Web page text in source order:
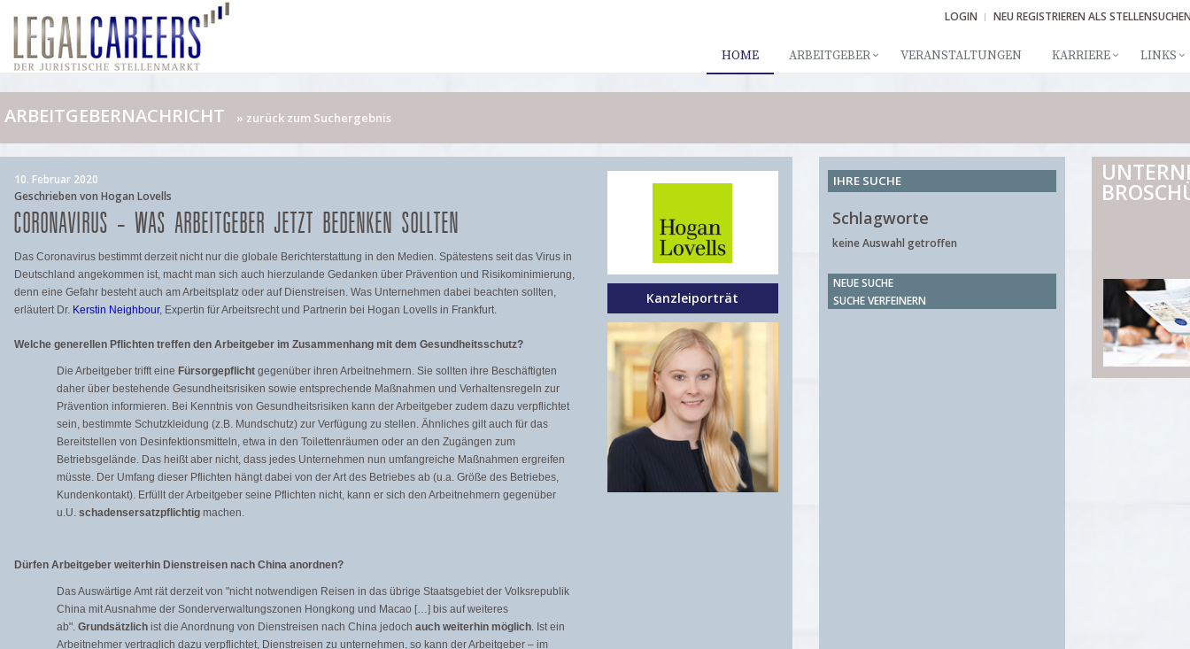
LOGIN NEU REGISTRIEREN ALS
HOME ARBEITGEBER VERANSTALTUNGEN KARRIERE LINKS
ARBEITGEBERNACHRICHT » zurück zum Suchergebnis
10. Februar 2020
Geschrieben von Hogan Lovells
CORONAVIRUS – WAS ARBEITGEBER JETZT BEDENKEN SOLLTEN
Das Coronavirus bestimmt derzeit nicht nur die globale Berichterstattung in den Medien. Spätestens seit das Virus in
Deutschland angekommen ist, macht man sich auch hierzulande Gedanken über Prävention und Risikominimierung,
denn eine Gefahr besteht auch am Arbeitsplatz oder auf Dienstreisen. Was Unternehmen dabei beachten sollten,
erläutert Dr. Kerstin Neighbour, Expertin für Arbeitsrecht und Partnerin bei Hogan Lovells in Frankfurt.
Welche generellen Pflichten treffen den Arbeitgeber im Zusammenhang mit dem Gesundheitsschutz?
Die Arbeitgeber trifft eine Fürsorgepflicht gegenüber ihren Arbeitnehmern. Sie sollten ihre Beschäftigten
daher über bestehende Gesundheitsrisiken sowie entsprechende Maßnahmen und Verhaltensregeln zur
Prävention informieren. Bei Kenntnis von Gesundheitsrisiken kann der Arbeitgeber zudem dazu verpflichtet
sein, bestimmte Schutzkleidung (z.B. Mundschutz) zur Verfügung zu stellen. Ähnliches gilt auch für das
Bereitstellen von Desinfektionsmitteln, etwa in den Toilettenräumen oder an den Zugängen zum
Betriebsgelände. Das heißt aber nicht, dass jedes Unternehmen nun umfangreiche Maßnahmen ergreifen
müsste. Der Umfang dieser Pflichten hängt dabei von der Art des Betriebes ab (u.a. Größe des Betriebes,
Kundenkontakt). Erfüllt der Arbeitgeber seine Pflichten nicht, kann er sich den Arbeitnehmern gegenüber
u.U. schadensersatzpflichtig machen.
Dürfen Arbeitgeber weiterhin Dienstreisen nach China anordnen?
Das Auswärtige Amt rät derzeit von "nicht notwendigen Reisen in das übrige Staatsgebiet der Volksrepublik
China mit Ausnahme der Sonderverwaltungszonen Hongkong und Macao […] bis auf weiteres
ab". Grundsätzlich ist die Anordnung von Dienstreisen nach China jedoch auch weiterhin möglich. Ist ein
Arbeitnehmer vertraglich dazu verpflichtet, Dienstreisen zu unternehmen, so kann der Arbeitgeber – im
Kanzleiporträt
IHRE SUCHE
Schlagworte
keine Auswahl getroffen
NEUE SUCHE
SUCHE VERFEINERN